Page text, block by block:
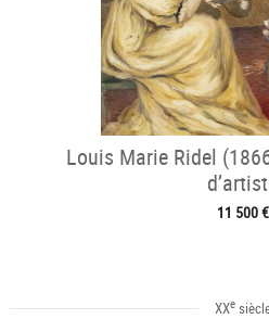
Louis Marie Ridel
11 500 €
XXe